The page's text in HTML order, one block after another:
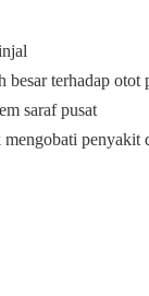
besar terhadap otot
saraf pusat
penyakit